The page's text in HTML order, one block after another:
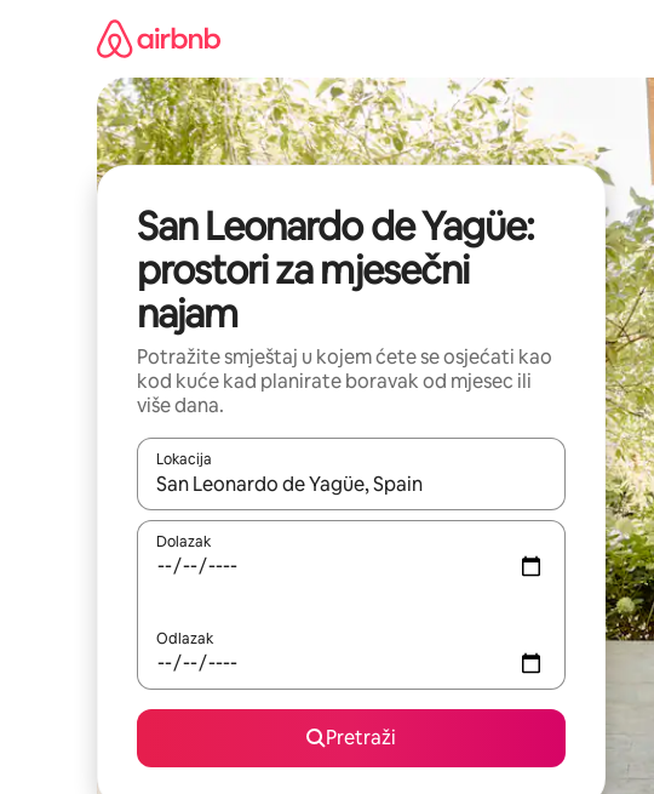
San Leonardo de Yagüe:
prostori za mjesečni
najam
Potražite smještaj u kojem ćete se osjećati kao
kod kuće kad planirate boravak od mjesec ili
više dana.
Lokacija
Kada budu dostupni rezultati, moći ćete ih pregledati koristeći
Dolazak
Odlazak
Pretraži